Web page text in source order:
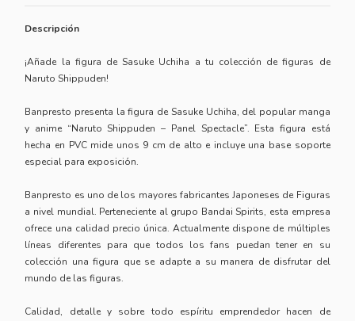
Descripción
¡Añade la figura de Sasuke Uchiha a tu colección de figuras de
Naruto Shippuden!
Banpresto presenta la figura de Sasuke Uchiha, del popular manga
y anime “Naruto Shippuden – Panel Spectacle”. Esta figura está
hecha en PVC mide unos 9 cm de alto e incluye una base soporte
especial para exposición.
Banpresto es uno de los mayores fabricantes Japoneses de Figuras
a nivel mundial. Perteneciente al grupo Bandai Spirits, esta empresa
ofrece una calidad precio única. Actualmente dispone de múltiples
líneas diferentes para que todos los fans puedan tener en su
colección una figura que se adapte a su manera de disfrutar del
mundo de las figuras.
Calidad, detalle y sobre todo espíritu emprendedor hacen de